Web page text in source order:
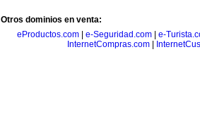
Otros dominios en venta:
eProductos.com
e-Seguridad.com
e-
InternetCompras.com